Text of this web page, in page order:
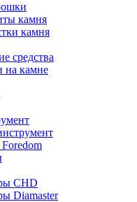
камня
камня
средства
на камне
CHD
Diamaster